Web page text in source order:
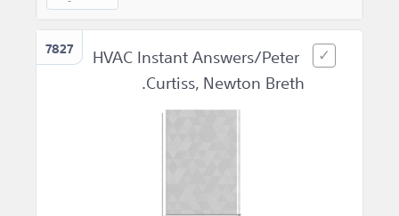
7827
HVAC Instant Answers/Peter
Curtiss, Newton Breth.